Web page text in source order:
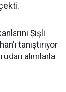
Şişli
tanıştırıyor
alımlarla